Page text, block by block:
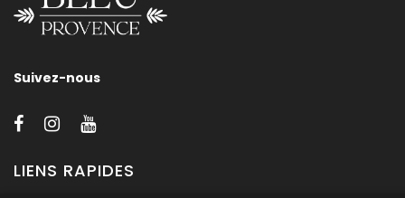
Suivez-nous
LIENS RAPIDES